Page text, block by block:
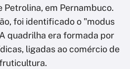
Petrolina, em Pernambuco.
foi identificado o "modus
quadrilha era formada por
ligadas ao comércio de